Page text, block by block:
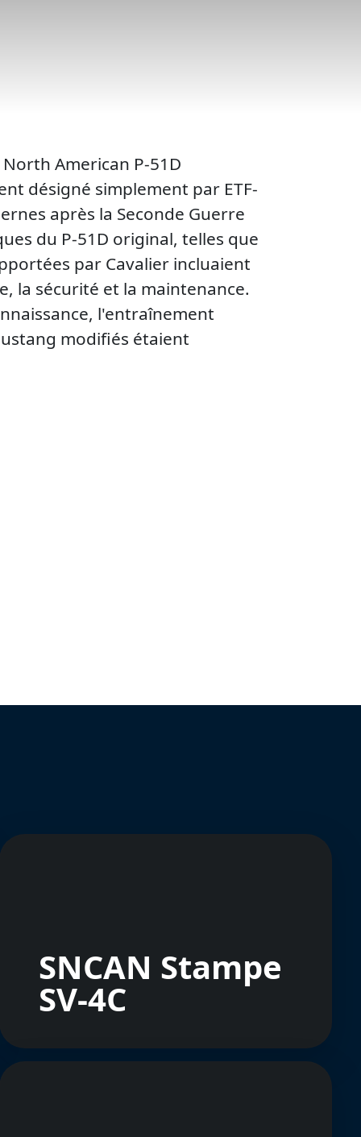
American P-51D
désigné simplement par ETF-
après la Seconde Guerre
du P-51D original, telles que
par Cavalier incluaient
la sécurité et la maintenance.
l'entraînement
modifiés étaient
SNCAN Stampe
SV-4C